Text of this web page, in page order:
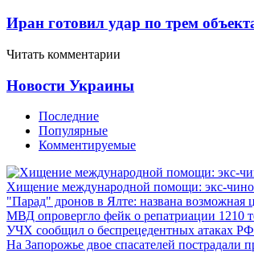
Иран готовил удар по трем
Читать комментарии
Новости Украины
Последние
Популярные
Комментируемые
Хищение международной помощи: экс-
"Парад" дронов в Ялте: названа возможная
МВД опровергло фейк о репатриации 1210
УЧХ сообщил о беспрецедентных атаках
На Запорожье двое спасателей пострадали